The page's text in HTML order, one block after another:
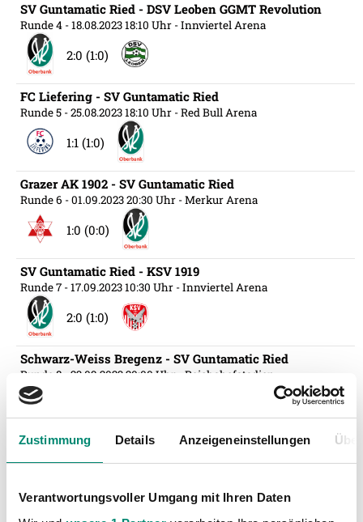
Zustimmung Details Anzeigeneinstellungen
Verantwortungsvoller Umgang mit Ihren Daten
SV Guntamatic Ried - DSV Leoben GGMT Revolution
Runde 4 - 18.08.2023 18:10 Uhr - Innviertel Arena
2:0 (1:0)
FC Liefering - SV Guntamatic Ried
Runde 5 - 25.08.2023 18:10 Uhr - Red Bull Arena
1:1 (1:0)
Grazer AK 1902 - SV Guntamatic Ried
Runde 6 - 01.09.2023 20:30 Uhr - Merkur Arena
1:0 (0:0)
SV Guntamatic Ried - KSV 1919
Runde 7 - 17.09.2023 10:30 Uhr - Innviertel Arena
2:0 (1:0)
Schwarz-Weiss Bregenz - SV Guntamatic Ried
Runde 8 - 23.09.2023 20:00 Uhr - Reichshofstadion
SV Guntamatic Ried - RZ Pellets WAC
Runde UNIQA ÖFB Cup #2- 26.09.2023 19:00 Uhr- Innviertel
1:2 (0:1)